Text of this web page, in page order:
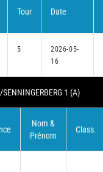
Tour Date
5
2026-05-
16
1 (A)
Nom &
Prénom
Class.